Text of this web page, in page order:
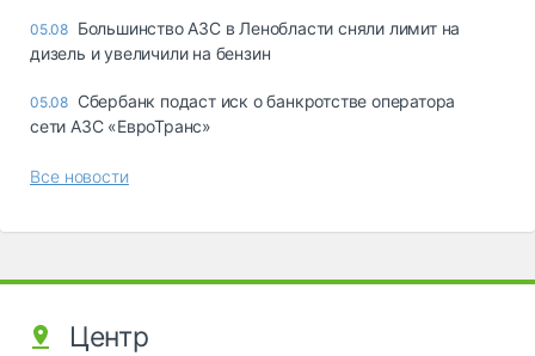
05.08 Большинство АЗС в Ленобласти сняли лимит на
дизель и увеличили на бензин
05.08 Сбербанк подаст иск о банкротстве оператора
сети АЗС «ЕвроТранс»
Все новости
Центр